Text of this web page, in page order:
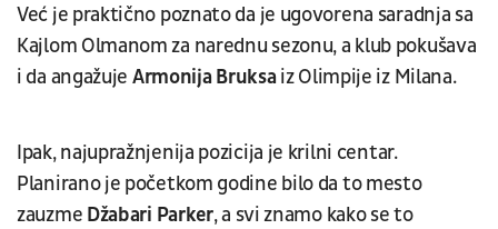
Već je praktično poznato da je ugovorena saradnja sa
Kajlom Olmanom za narednu sezonu, a klub pokušava
i da angažuje Armonija Bruksaiz Olimpije iz Milana.
Ipak, najupražnjenija pozicija je krilni centar.
Planirano je početkom godine bilo da to mesto
zauzme Džabari Parker, a svi znamo kako se to